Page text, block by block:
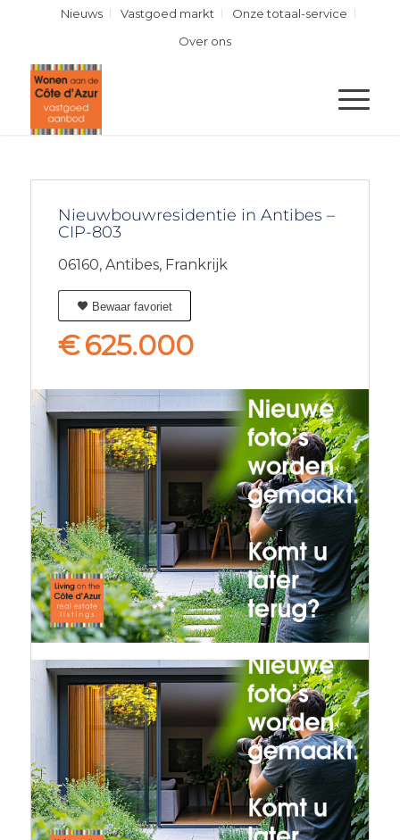
Nieuws Vastgoed markt
Onze totaal-service
Over ons
Nieuwbouwresidentie in Antibes –
CIP-803
06160, Antibes, Frankrijk
Bewaar favoriet
€625.000